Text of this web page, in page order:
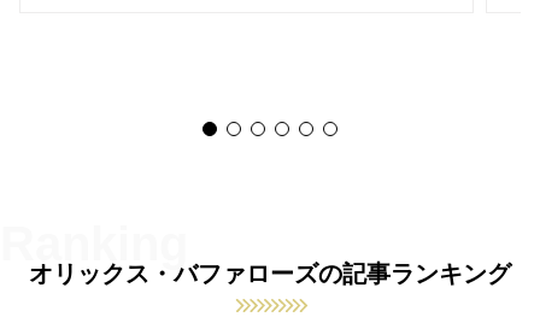
オリックス・バファローズの記事ランキング